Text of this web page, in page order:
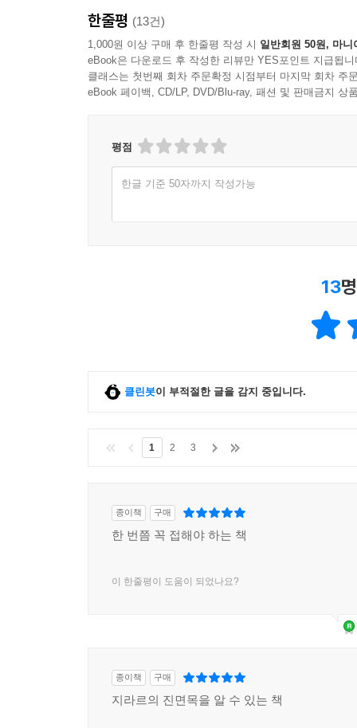
한줄평 (13건)
1,000원 이상 구매 후 한줄평 작성 시 일반회원 50원, 마니
eBook은 다운로드 후 작성한 리뷰만 YES포인트 지급됩니
클래스는 첫번째 회차 주문확정 시점부터 마지막 회차 주
eBook 페이백, CD/LP, DVD/Blu-ray, 패션 및 판매금지 상
평점
한글 기준 50자까지 작성가능
13
클린봇이 부적절한 글을 감지 중입니다.
1 2 3
종이책 구매
한 번쯤 꼭 접해야 하는 책
이 한줄평이 도움이 되었나요?
종이책 구매
지라르의 진면목을 알 수 있는 책